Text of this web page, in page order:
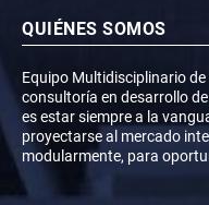
QUIÉNES SOMOS
Equipo Multidisciplinario
consultoría en desarrollo
es estar siempre a la
proyectarse al mercado
modularmente, para